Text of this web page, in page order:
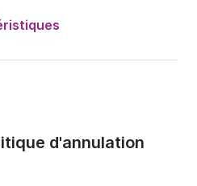
d'annulation